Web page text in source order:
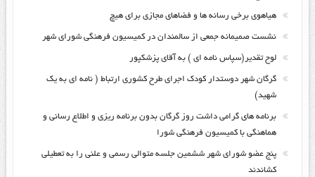
هیاهوی برخی رسانه ها و فضاهای مجازی برای هیچ
نشست صمیمانه جمعی از سالمندان در کمیسیون فرهنگی شورای شهر
لوح تقدیر(سپاس نامه ای ) به آقای پزشکپور
گرگان شهر دوستدار کودک اجرای طرح کشوری ارتباط ( نامه ای به یک
شهید)
برنامه های گرامی داشت روز گرگان بدون برنامه ریزی و اطلاع رسانی و
هماهنگی با کمیسیون فرهنگی شورا
پنج عضو شورای شهر ششمین جلسه متوالی رسمی و علنی را به تعطیلی
کشاندند